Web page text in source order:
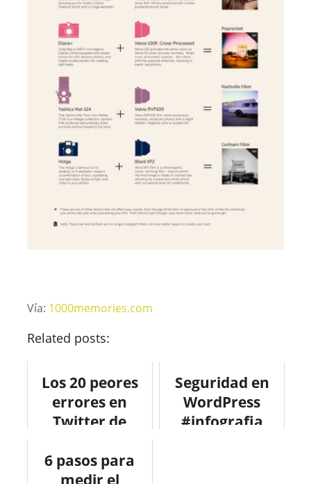
Vía: 1000memories.com
Related posts:
Los 20 peores
errores en
Twitter de
Seguridad en
WordPress
#infografia
6 pasos para
medir el